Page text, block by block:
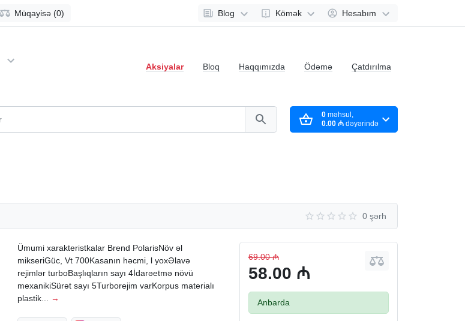
Müqayisə (0) Blog Kömək Hesabım
Aksiyalar Bloq Haqqımızda Ödəmə Çatdırılma
0məhsul,
0.00 ₼dəyərində
0 şərh
69.00 ₼
58.00 ₼
Anbarda
Ümumi xarakteristkalar Brend PolarisNöv əl
mikseriGüc, Vt 700Kasanın həcmi, l yoxƏlavə
rejimlər turboBaşlıqların sayı 4İdarəetmə növü
mexanikiSürət sayı 5Turborejim varKorpus materialı
plastik...
→